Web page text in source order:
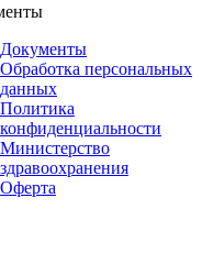
Документы
Обработка персональных
данных
Политика
конфиденциальности
Министерство
здравоохранения
Оферта